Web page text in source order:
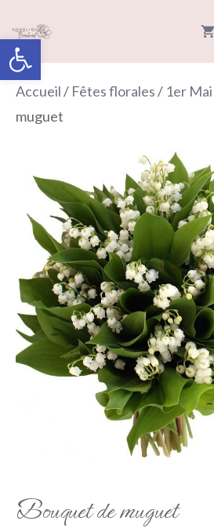
Ouvrir la barre d’outils
au
contenu
Accueil/ Fêtes florales/ 1er Mai
muguet
Bouquet de muguet